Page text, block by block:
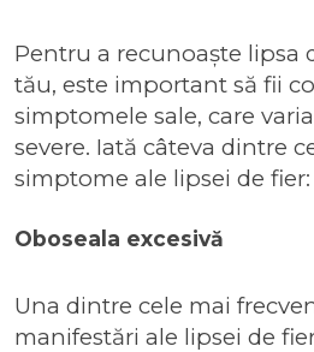
Pentru a recunoaște lipsa
tău, este important să fii
simptomele sale, care
severe. Iată câteva dintre
simptome ale lipsei de fier:
Oboseala excesivă
Una dintre cele mai
manifestări ale lipsei de